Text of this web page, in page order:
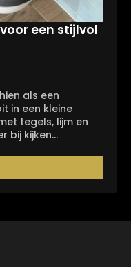
een stijlvol
als een
in een kleine
tegels, lijm en
bij kijken…